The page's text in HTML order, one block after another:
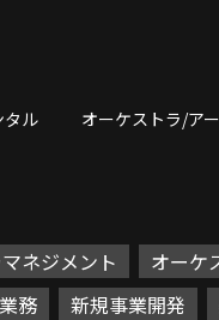
タル オーケストラ/ア
ネジメント
オーケ
務 新規事業開発